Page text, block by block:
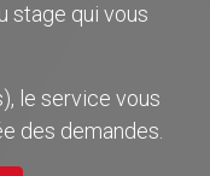
stage qui vous
le service vous
des demandes.